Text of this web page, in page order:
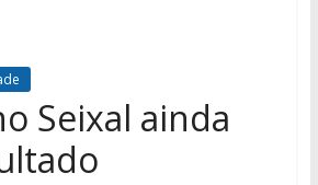
Seixal ainda